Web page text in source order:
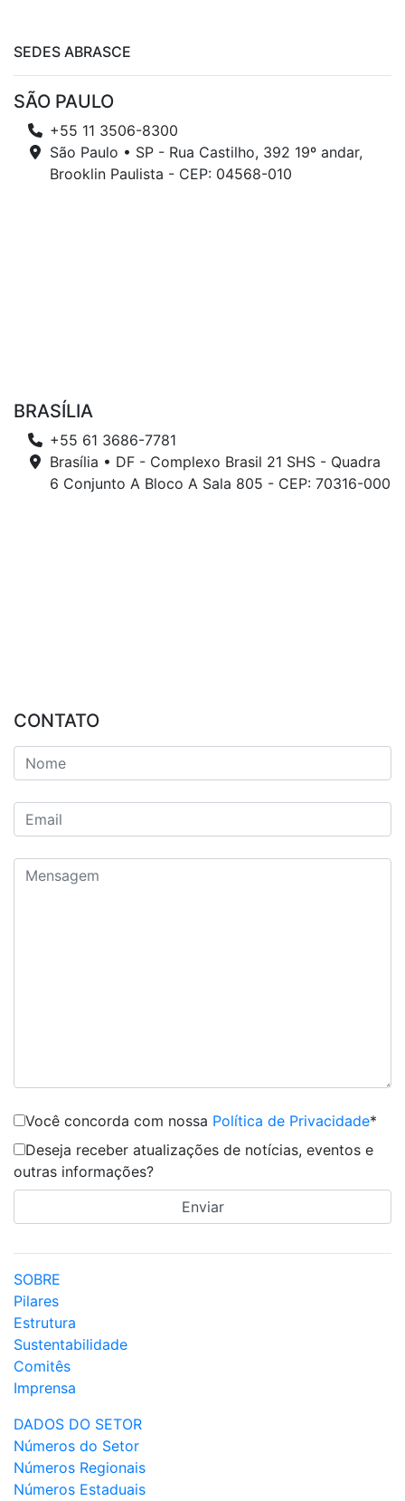
SEDES ABRASCE
SÃO PAULO
+55 11 3506-8300
São Paulo • SP - Rua Castilho, 392 19º andar,
Brooklin Paulista - CEP: 04568-010
BRASÍLIA
+55 61 3686-7781
Brasília • DF - Complexo Brasil 21 SHS - Quadra
6 Conjunto A Bloco A Sala 805 - CEP: 70316-000
CONTATO
Você concorda com nossa Política de Privacidade*
Deseja receber atualizações de notícias, eventos e
outras informações?
SOBRE
Pilares
Estrutura
Sustentabilidade
Comitês
Imprensa
DADOS DO SETOR
Números do Setor
Números Regionais
Números Estaduais